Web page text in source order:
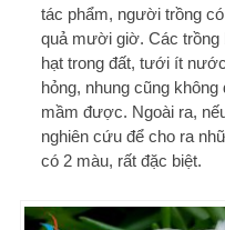
tác phẩm, người trồng
quả mười giờ. Các trồng
hạt trong đất, tưới ít
hỏng, nhung cũng
mầm được. Ngoài ra,
nghiên cứu để cho ra
có 2 màu, rất đặc biệt.